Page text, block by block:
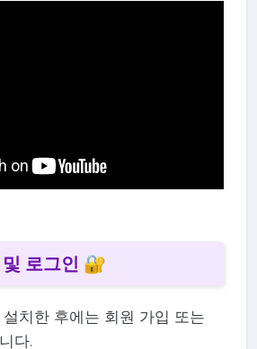
로그인 🔐
치한 후에는 회원 가입 또는
다.